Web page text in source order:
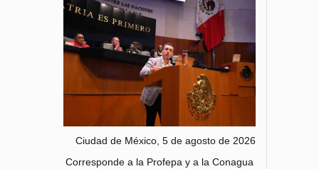
Ciudad de México, 5 de agosto de 2026
Corresponde a la Profepa y a la Conagua